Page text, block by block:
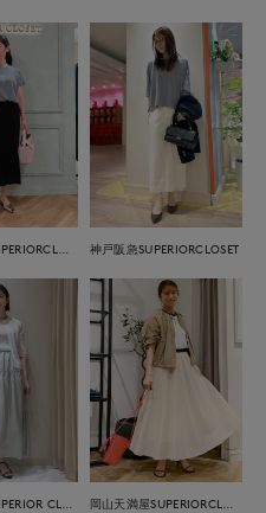
神戸阪急SUPERIORCLOSET